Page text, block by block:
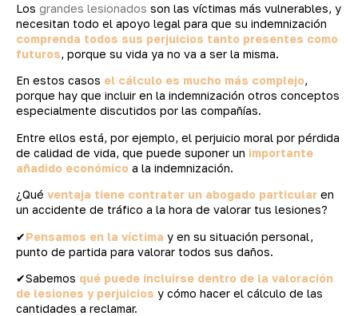
Los grandes lesionados son las víctimas más vulnerables, y
necesitan todo el apoyo legal para que su indemnización
comprenda todos sus perjuicios tanto presentes como
futuros, porque su vida ya no va a ser la misma.
En estos casos el cálculo es mucho más complejo,
porque hay que incluir en la indemnización otros conceptos
especialmente discutidos por las compañías.
Entre ellos está, por ejemplo, el perjuicio moral por pérdida
de calidad de vida, que puede suponer un importante
añadido económico a la indemnización.
¿Qué ventaja tiene contratar un abogado particular en
un accidente de tráfico a la hora de valorar tus lesiones?
✔Pensamos en la víctima y en su situación personal,
punto de partida para valorar todos sus daños.
✔Sabemos qué puede incluirse dentro de la valoración
de lesiones y perjuicios y cómo hacer el cálculo de las
cantidades a reclamar.